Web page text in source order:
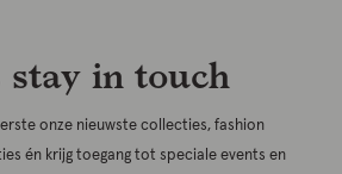
stay in touch
onze nieuwste collecties, fashion
én krijg toegang tot speciale events en